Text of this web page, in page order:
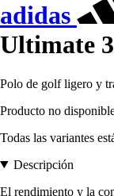
adidas
Ultimate
Polo de golf ligero y
Producto no
Todas las variantes
Descripción
El rendimiento y la